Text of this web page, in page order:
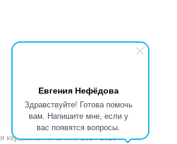
Евгения Нефёдова
Здравствуйте! Готова помочь
вам. Напишите мне, если у
вас появятся вопросы.
керамика Hill & Mill, 2014-2026